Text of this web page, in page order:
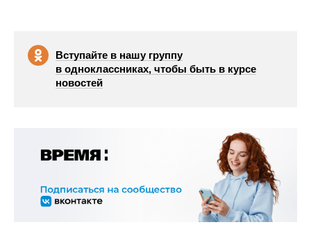
Вступайте в нашу группу
в одноклассниках, чтобы быть в курсе
новостей